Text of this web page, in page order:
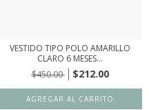
VESTIDO TIPO POLO AMARILLO
CLARO 6 MESES...
$450.00
$212.00